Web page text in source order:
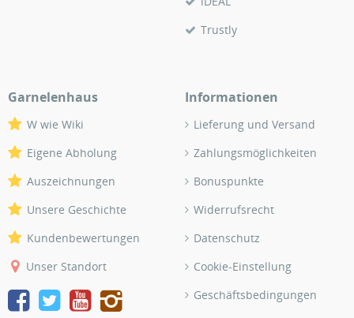
Trustly
Garnelenhaus
W wie Wiki
Eigene Abholung
Auszeichnungen
Unsere Geschichte
Kundenbewertungen
Unser Standort
Informationen
Lieferung und Versand
Zahlungsmöglichkeiten
Bonuspunkte
Widerrufsrecht
Datenschutz
Cookie-Einstellung
Geschäftsbedingungen